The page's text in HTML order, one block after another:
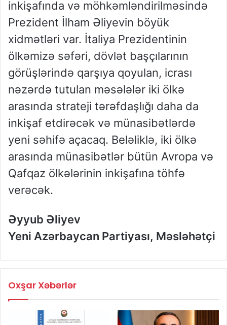
inkişafında və möhkəmləndirilməsində
Prezident İlham Əliyevin böyük
xidmətləri var. İtaliya Prezidentinin
ölkəmizə səfəri, dövlət başçılarının
görüşlərində qarşıya qoyulan, icrası
nəzərdə tutulan məsələlər iki ölkə
arasında strateji tərəfdaşlığı daha da
inkişaf etdirəcək və münasibətlərdə
yeni səhifə açacaq. Beləliklə, iki ölkə
arasında münasibətlər bütün Avropa və
Qafqaz ölkələrinin inkişafına töhfə
verəcək.
Əyyub Əliyev
Yeni Azərbaycan Partiyası, Məsləhətçi
Oxşar Xəbərlər